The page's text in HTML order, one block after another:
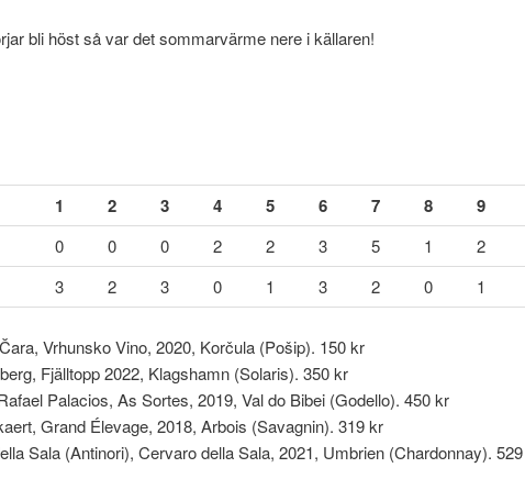
bli höst så var det sommarvärme nere i källaren!
1 2 3 4 5 6 7 8 9
0 0 0 2 2 3 5 1
2
3 2 3 0 1 3 2 0 1
Vrhunsko Vino, 2020, Korčula (Pošip). 150 kr
Fjälltopp 2022, Klagshamn (Solaris). 350 kr
Palacios, As Sortes, 2019, Val do Bibei (Godello). 450 kr
Grand Élevage, 2018, Arbois (Savagnin). 319 kr
Sala (Antinori), Cervaro della Sala, 2021, Umbrien (Chardonnay). 529